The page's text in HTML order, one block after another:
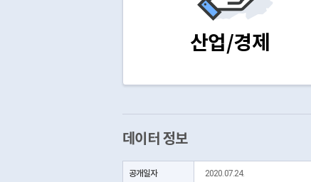
산업/경제
데이터 정보
공개일자 2020.07.24.